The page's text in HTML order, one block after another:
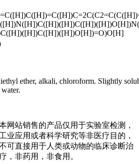
ether, alkali, chloroform. Slightly
网站销售的产品仅用于实验室检测，
工业应用或者科学研究等非医疗目的，
可直接用于人类或动物的临床诊断治
，非药用，非食用。